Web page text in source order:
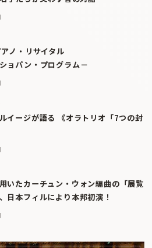
ノ・リサイタル
ョパン・プログラム－
イージが語る 《オラトリオ「7つの封
いたカーチュン・ウォン編曲の「展覧
日本フィルにより本邦初演！